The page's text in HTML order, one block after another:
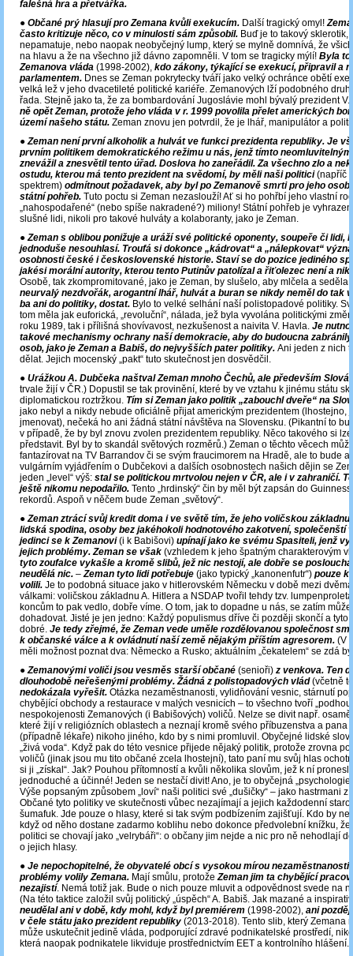
falešná hra a přetvářka.
● Občané prý hlasují pro Zemana kvůli exekucím. Další tragický omyl!
často kritizuje něco, co v minulosti sám způsobil. Buď je to takový sklerotik,
nepamatuje, nebo naopak neobyčejný lump, který se mylně domnívá, že
na hlavu a že na všechno již dávno zapomněli. V tom se tragicky mýlí! Byla to
Zemanova vláda (1998-2002), kdo zákony, týkající se exekucí, připravil a
parlamentem. Dnes se Zeman pokrytecky tváří jako velký ochránce obětí
velká lež v jeho dvacetileté politické kariéře. Zemanových lží podobného
řada. Stejně jako ta, že za bombardování Jugoslávie mohl bývalý prezident
ně opět Zeman, protože jeho vláda v r. 1999 povolila přelet amerických
území našeho státu. Zeman znovu jen potvrdil, že je lhář, manipulátor a
●Zeman není první alkoholik a hulvát ve funkci prezidenta republiky. Je
prvním politikem demokratického režimu u nás, jenž tímto
znevážil a znesvětil tento úřad. Doslova ho zaneřádil. Za všechno zlo a
ostudu, kterou má tento prezident na svědomí, by měli naši politici(napříč
spektrem) odmítnout požadavek, aby byl po Zemanově smrti pro jeho
státní pohřeb. Tuto poctu si Zeman nezaslouží! Ať si ho pohřbí jeho vlastní
„nahospodařené“ (nebo spíše nakradené?) miliony! Státní pohřeb je
slušné lidi, nikoli pro takové hulváty a kolaboranty, jako je Zeman.
●Zeman s oblibou ponižuje a uráží své politické oponenty, soupeře či lidi,
jednoduše nesouhlasí. Troufá si dokonce „kádrovat“ a „nálepkovat“
osobnosti české i československé historie. Staví se do pozice jediného
jakési morální autority, kterou tento Putinův patolízal a řiťolezec není a
Osobě, tak zkompromitované, jako je Zeman, by slušelo, aby mlčela a seděla
neurvalý nezdvořák, arogantní lhář, hulvát a buran se nikdy neměl do tak
ba ani do politiky, dostat. Bylo to velké selhání naší polistopadové politiky.
tom měla jak euforická, „revoluční“, nálada, jež byla vyvolána politickými
roku 1989, tak i přílišná shovívavost, nezkušenost a naivita V. Havla. Je
takové mechanismy ochrany naší demokracie, aby do budoucna
osob, jako je Zeman a Babiš, do nejvyšších pater politiky. Ani jeden z nich
dělat. Jejich mocenský „pakt“ tuto skutečnost jen dosvědčil.
● Urážkou A. Dubčeka naštval Zeman mnoho Čechů, ale především
trvale žijí v ČR.) Dopustil se tak provinění, které by ve vztahu k jinému státu
diplomatickou roztržkou. Tím si Zeman jako politik „zabouchl dveře“ na
jako nebyl a nikdy nebude oficiálně přijat americkým prezidentem (lhostejno,
jmenovat), nečeká ho ani žádná státní návštěva na Slovensku. (Pikantní to
v případě, že by byl znovu zvolen prezidentem republiky. Něco takového si
představit. Byl by to skandál světových rozměrů.) Zeman o těchto věcech
fantazírovat na TV Barrandov či se svým fraucimorem na Hradě, ale to bude
vulgárním vyjádřením o Dubčekovi a dalších osobnostech našich dějin se
jeden „level“ výš: stal se politickou mrtvolou nejen v ČR, ale i v zahraničí.
ještě nikomu nepodařilo. Tento „hrdinský“ čin by měl být zapsán do
rekordů. Aspoň v něčem bude Zeman „světový“.
●Zeman ztrácí svůj kredit doma i ve světě tím, že jeho voličskou základnu
lidská spodina, osoby bez jakéhokoli hodnotového zakotvení, společenští
jedinci se k Zemanovi(i k Babišovi) upínají jako ke svému Spasiteli, jenž
jejich problémy. Zeman se však (vzhledem k jeho špatným charakterovým
tyto zoufalce vykašle a kromě slibů, jež nic nestojí, ale dobře se
neudělá nic. –Zeman tyto lidi potřebuje (jako typický „kanonenfutr“) pouze k
volili. Je to podobná situace jako v hitlerovském Německu v době mezi
válkami: voličskou základnu A. Hitlera a NSDAP tvořil tehdy tzv.
koncům to pak vedlo, dobře víme. O tom, jak to dopadne u nás, se zatím
dohadovat. Jisté je jen jedno: Každý populismus dříve či později skončí a tyto
dobré. Je tedy zřejmé, že Zeman vede uměle rozdělovanou společnost
k občanské válce a k ovládnutí naší země nějakým příštím agresorem. (V
měli možnost poznat dva: Německo a Rusko; aktuálním „čekatelem“ se zdá
●Zemanovými voliči jsou vesměs starší občané (senioři) z venkova. Ten
dlouhodobě neřešenými problémy. Žádná z polistopadových vlád(včetně
nedokázala vyřešit. Otázka nezaměstnanosti, vylidňování vesnic, stárnutí
chybějící obchody a restaurace v malých vesnicích – to všechno tvoří
nespokojenosti Zemanových (i Babišových) voličů. Nelze se divit např.
které žijí v religiózních oblastech a neznají kromě svého příbuzenstva a pana
(případně lékaře) nikoho jiného, kdo by s nimi promluvil. Obyčejné lidské
„živá voda“. Když pak do této vesnice přijede nějaký politik, protože zrovna
voličů (jinak jsou mu tito občané zcela lhostejní), tato paní mu svůj hlas
si ji „získal“. Jak? Pouhou přítomností a kvůli několika slovům, jež k ní
jednoduché a účinné! Jeden se nestačí divit! Ano, je to obyčejná
Výše popsaným způsobem „loví“ naši politici své „dušičky“ – jako hastrmani z
Občané tyto politiky ve skutečnosti vůbec nezajímají a jejich každodenní
šumafuk. Jde pouze o hlasy, které si tak svým podbízením zajišťují. Kdo by
když od něho dostane zadarmo koblihu nebo dokonce předvolební knížku, že
politici se chovají jako „velrybáři“: o občany jim nejde a nic pro ně nehodlají
o jejich hlasy.
● Je nepochopitelné, že obyvatelé obcí s vysokou mírou nezaměstnanosti
problémy volily Zemana. Mají smůlu, protožeZeman jim ta chybějící
nezajistí. Nemá totiž jak. Bude o nich pouze mluvit a odpovědnost svede na
(Na této taktice založil svůj politický „úspěch“ A. Babiš. Jak mazané a
neudělal ani v době, kdy mohl, když byl premiérem (1998-2002), ani
v čele státu jako prezident republiky (2013-2018). Tento slib, který Zemana
může uskutečnit jedině vláda, podporující zdravé podnikatelské prostředí,
která naopak podnikatele likviduje prostřednictvím EET a kontrolního hlášení.